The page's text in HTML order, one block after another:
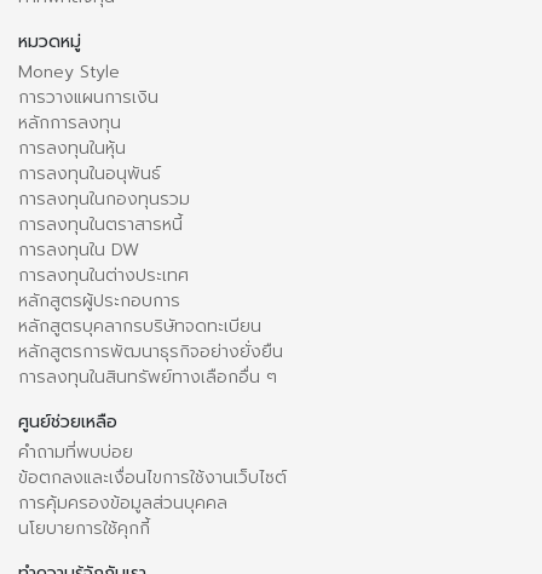
หมวดหมู่
Money Style
การวางแผนการเงิน
หลักการลงทุน
การลงทุนในหุ้น
การลงทุนในอนุพันธ์
การลงทุนในกองทุนรวม
การลงทุนในตราสารหนี้
การลงทุนใน DW
การลงทุนในต่างประเทศ
หลักสูตรผู้ประกอบการ
หลักสูตรบุคลากรบริษัทจดทะเบียน
หลักสูตรการพัฒนาธุรกิจอย่างยั่งยืน
การลงทุนในสินทรัพย์ทางเลือกอื่น ๆ
ศูนย์ช่วยเหลือ
คำถามที่พบบ่อย
ข้อตกลงและเงื่อนไขการใช้งานเว็บไซต์
การคุ้มครองข้อมูลส่วนบุคคล
นโยบายการใช้คุกกี้